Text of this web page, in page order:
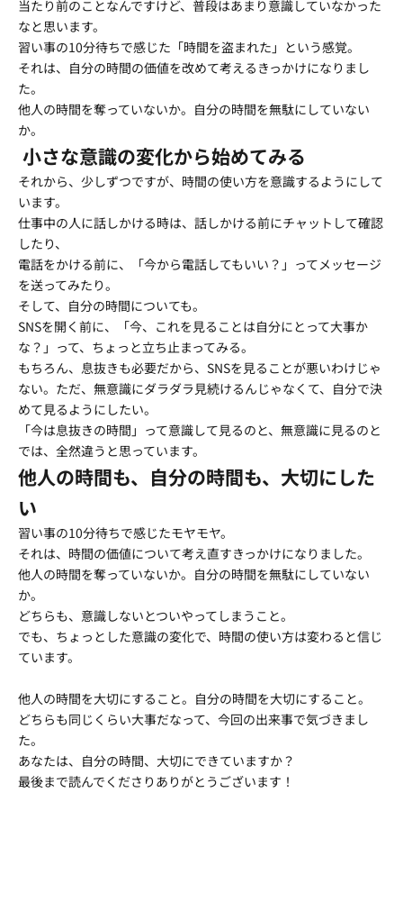
当たり前のことなんですけど、普段はあまり意識していなかった
なと思います。
習い事の10分待ちで感じた「時間を盗まれた」という感覚。
それは、自分の時間の価値を改めて考えるきっかけになりまし
た。
他人の時間を奪っていないか。自分の時間を無駄にしていない
か。
小さな意識の変化から始めてみる
それから、少しずつですが、時間の使い方を意識するようにして
います。
仕事中の人に話しかける時は、話しかける前にチャットして確認
したり、
電話をかける前に、「今から電話してもいい？」ってメッセージ
を送ってみたり。
そして、自分の時間についても。
SNSを開く前に、「今、これを見ることは自分にとって大事か
な？」って、ちょっと立ち止まってみる。
もちろん、息抜きも必要だから、SNSを見ることが悪いわけじゃ
ない。ただ、無意識にダラダラ見続けるんじゃなくて、自分で決
めて見るようにしたい。
「今は息抜きの時間」って意識して見るのと、無意識に見るのと
では、全然違うと思っています。
他人の時間も、自分の時間も、大切にした
い
習い事の10分待ちで感じたモヤモヤ。
それは、時間の価値について考え直すきっかけになりました。
他人の時間を奪っていないか。自分の時間を無駄にしていない
か。
どちらも、意識しないとついやってしまうこと。
でも、ちょっとした意識の変化で、時間の使い方は変わると信じ
ています。
他人の時間を大切にすること。自分の時間を大切にすること。
どちらも同じくらい大事だなって、今回の出来事で気づきまし
た。
あなたは、自分の時間、大切にできていますか？
最後まで読んでくださりありがとうございます！